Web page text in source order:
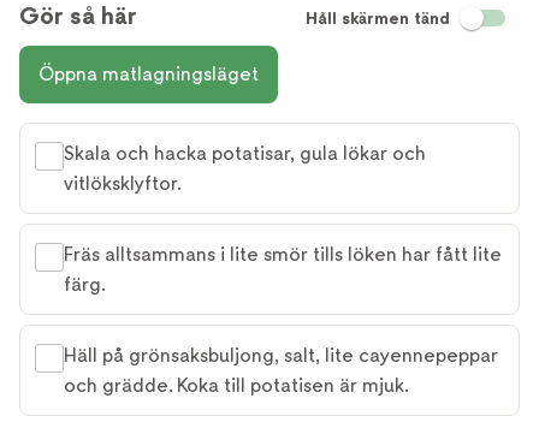
Gör så här Håll skärmen tänd
Öppna matlagningsläget
Skala och hacka potatisar, gula lökar och
vitlöksklyftor.
Fräs alltsammans i lite smör tills löken har fått lite
färg.
Häll på grönsaksbuljong, salt, lite cayennepeppar
och grädde. Koka till potatisen är mjuk.